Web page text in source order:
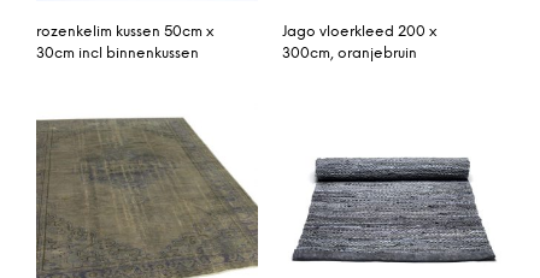
rozenkelim kussen 50cm x
30cm incl binnenkussen
Jago vloerkleed 200 x
300cm, oranjebruin